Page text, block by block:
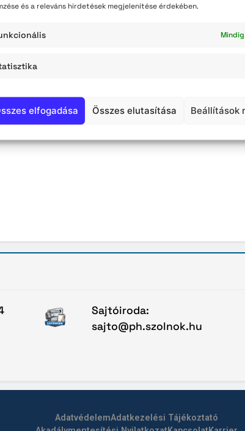
és a releváns hirdetések megjelenítése érdekében.
elfogadása Összes elutasítása Beállítások
és térsége Fenntartható
Stratégiája
1.3.1-21-JN1-2022-00001
Sajtóiroda:
sajto@ph.szolnok.hu
AdatvédelemAdatkezelési Tájékoztató